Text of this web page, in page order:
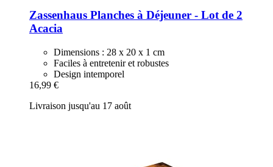
Zassenhaus Planches à Déjeuner -​ Lot de 2
Acacia
Dimensions : 28 x 20 x 1 cm
Faciles à entretenir et robustes
Design intemporel
16,99 €
Livraison jusqu'au 17 août